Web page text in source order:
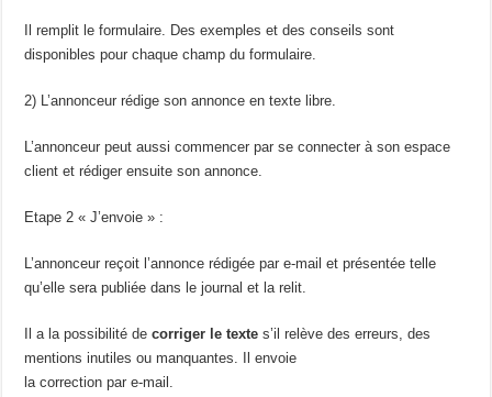
Il remplit le formulaire. Des exemples et des conseils sont
disponibles pour chaque champ du formulaire.
2) L’annonceur rédige son annonce en texte libre.
L’annonceur peut aussi commencer par se connecter à son espace
client et rédiger ensuite son annonce.
Etape 2 « J’envoie » :
L’annonceur reçoit l’annonce rédigée par e-mail et présentée telle
qu’elle sera publiée dans le journal et la relit.
Il a la possibilité decorriger le texte s’il relève des erreurs, des
mentions inutiles ou manquantes. Il envoie
la correction par e-mail.